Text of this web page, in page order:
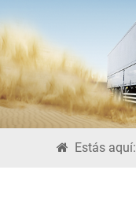
Estás aquí: